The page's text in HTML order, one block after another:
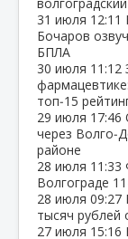
31 июля 12:11
Бочаров
БПЛА
30 июля 11:12
топ‑15
29 июля 17:46
через
районе
28 июля 11:33
Волгограде
28 июля 09:27
тысяч рублей
27 июля 15:16